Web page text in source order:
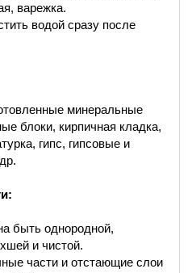
варежка.
водой сразу после
минеральные
блоки, кирпичная кладка,
гипс, гипсовые и
быть однородной,
и чистой.
части и отстающие слои